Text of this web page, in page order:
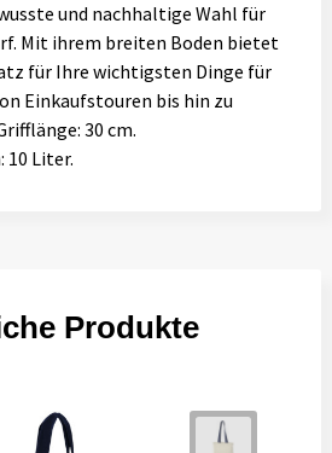
und nachhaltige Wahl für
Mit ihrem breiten Boden bietet
für Ihre wichtigsten Dinge für
Einkaufstouren bis hin zu
30 cm.
10 Liter.
Produkte